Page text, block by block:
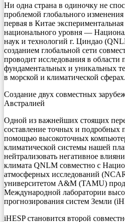
Ни одна страна в одиночку не
проблемой глобального
первая в Китае
национального уровня —
наук и технологий г. Циндао
созданием глобальной сети
проводит исследования в области
фундаментальных и уникальных
в морской и климатической сферах.
Создание двух совместных
Австралией
Одной из важнейших стоящих
составление точных и подробных
помощью высокоточных
климатической системы нашей
нейтрализовать негативное
климата QNLM совместно с
атмосферных исследований
университетом A&M (TAMU)
Международной лаборатории
прогнозирования систем Земли
iHESP становится второй